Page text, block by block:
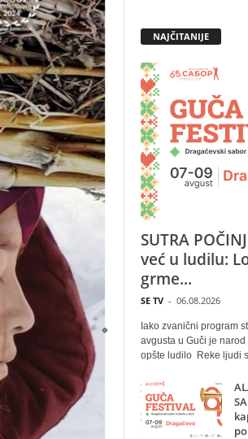
NAJČITANIJE
SUTRA
već u ludilu:
grme...
SE TV - 06.08.2026
Iako zvanični program
avgusta u Guči je
opšte ludilo Reke ljudi